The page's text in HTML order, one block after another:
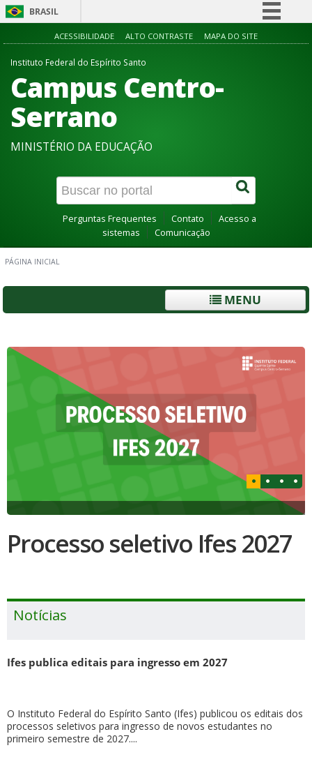
BRASIL
Simplifique!
Acesso à informação
ACESSIBILIDADE ALTO CONTRASTE MAPA DO SITE
Instituto Federal do Espírito Santo
Campus Centro-
Serrano
MINISTÉRIO DA EDUCAÇÃO
Perguntas Frequentes Contato
Acesso a
sistemas
Comunicação
PÁGINA INICIAL
MENU
Processo seletivo Ifes 2027
Notícias
Ifes publica editais para ingresso em 2027
O Instituto Federal do Espírito Santo (Ifes) publicou os editais dos
processos seletivos para ingresso de novos estudantes no
primeiro semestre de 2027....